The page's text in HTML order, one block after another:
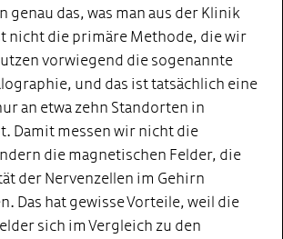
genau das, was man aus der Klinik
nicht die primäre Methode, die wir
vorwiegend die sogenannte
und das ist tatsächlich eine
an etwa zehn Standorten in
Damit messen wir nicht die
die magnetischen Felder, die
der Nervenzellen im Gehirn
Das hat gewisse Vorteile, weil die
sich im Vergleich zu den